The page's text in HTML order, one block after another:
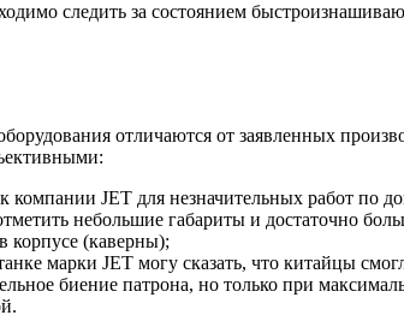
следить за состоянием
отличаются от заявленных
компании JET для незначительных работ по
небольшие габариты и достаточно
корпусе (каверны);
марки JET могу сказать, что китайцы
биение патрона, но только при